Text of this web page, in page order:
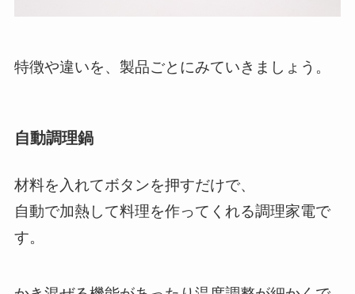
特徴や違いを、製品ごとにみていきましょう。
自動調理鍋
材料を入れてボタンを押すだけで、
自動で加熱して料理を作ってくれる調理家電で
す。